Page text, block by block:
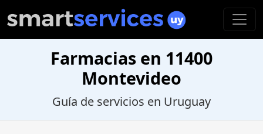
Farmacias en 11400
Montevideo
Guía de servicios en Uruguay